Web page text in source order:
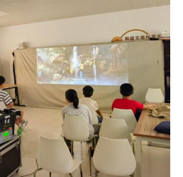
新闻宣传
外宣传
新闻发布
品牌栏目
化文艺
化惠民
文化传承